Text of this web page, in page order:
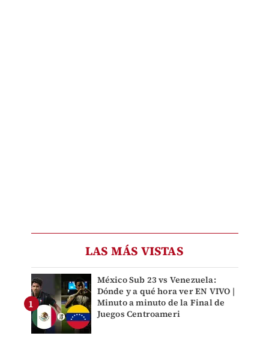
LAS MÁS VISTAS
México Sub 23 vs Venezuela:
Dónde y a qué hora ver EN VIVO |
Minuto a minuto de la Final de
Juegos Centroameri